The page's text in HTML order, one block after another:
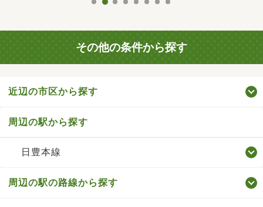
その他の条件から探す
近辺の市区から探す
周辺の駅から探す
日豊本線
周辺の駅の路線から探す